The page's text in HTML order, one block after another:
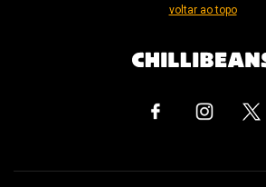
voltar ao topo